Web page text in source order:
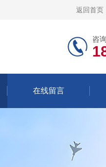
返回首页
咨
在线留言